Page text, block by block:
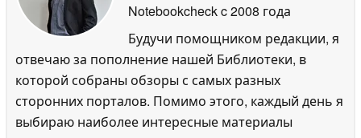
Notebookcheckc 2008 года
Будучи помощником редакции, я
отвечаю за пополнение нашей Библиотеки, в
которой собраны обзоры с самых разных
сторонних порталов. Помимо этого, каждый день я
выбираю наиболее интересные материалы